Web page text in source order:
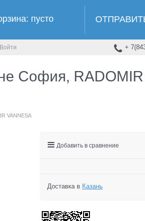
пусто
Войти +
София, RADOMIR
VANNESA
Добавить в сравнение
Доставка в Казань